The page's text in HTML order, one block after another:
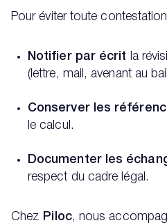
Pour éviter toute
Notifier par écrit la
(lettre, mail, avenant au
Conserver les
le calcul.
Documenter les
respect du cadre légal.
Chez Piloc, nous